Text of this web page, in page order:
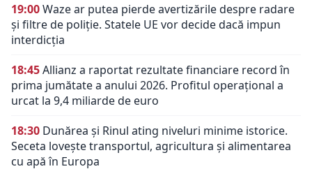
19:00Waze ar putea pierde avertizările despre radare
și filtre de poliție. Statele UE vor decide dacă impun
interdicția
18:45Allianz a raportat rezultate financiare record în
prima jumătate a anului 2026. Profitul operațional a
urcat la 9,4 miliarde de euro
18:30 Dunărea și Rinul ating niveluri minime istorice.
Seceta lovește transportul, agricultura și alimentarea
cu apă în Europa